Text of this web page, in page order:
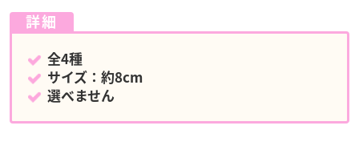
詳細
全4種
サイズ：約8cm
選べません